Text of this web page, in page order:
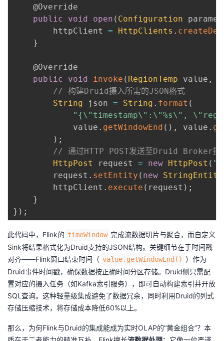
@Override
public
void open ( Configuration
        httpClient
= HttpClients .
}
@Override
public
void invoke ( RegionTemp value ,
// 构建Druid摄入所需的JSON格式
String json = String . format (
"{\"timestamp\":\"%s\",
            value
. getWindowEnd ( ) , value .
) ;
// 通过HTTP POST发送至Druid Broker摄
HttpPost
request = new HttpPost (
        request
. setEntity ( new StringEntity
        httpClient
. execute ( request ) ;
}
} ) ;
此代码中，Flink的 timeWindow 完成流数据切片与聚合，而自定义
Sink将结果格式化为Druid支持的JSON结构。关键细节在于时间戳
对齐——Flink窗口结束时间（ value.getWindowEnd() ）作为
Druid事件时间戳，确保数据按正确时间分区存储。Druid侧只需配
置对应的摄入任务（如Kafka索引服务），即可自动构建索引并开放
SQL查询。这种轻量级集成避免了数据冗余，同时利用Druid的列式
存储压缩技术，将存储成本降低60%以上。
那么，为何Flink与Druid的集成能成为实时OLAP的“黄金组合”？本